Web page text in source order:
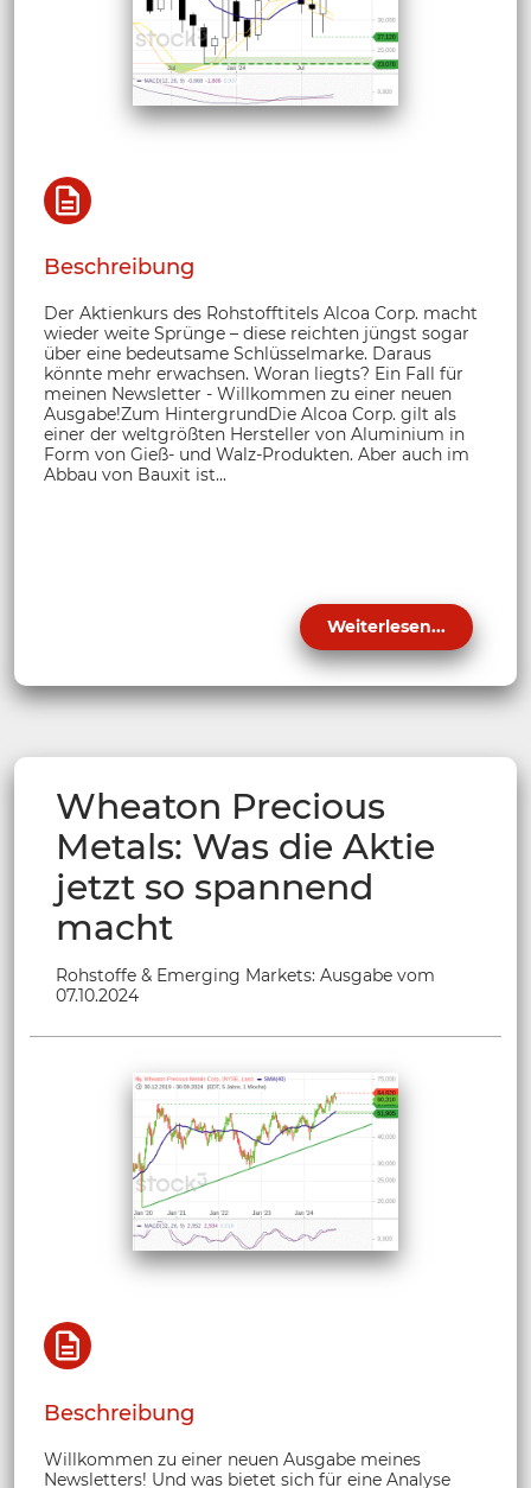
Beschreibung
Der Aktienkurs des Rohstofftitels Alcoa Corp. macht
wieder weite Sprünge – diese reichten jüngst sogar
über eine bedeutsame Schlüsselmarke. Daraus
könnte mehr erwachsen. Woran liegts? Ein Fall für
meinen Newsletter - Willkommen zu einer neuen
Ausgabe!Zum HintergrundDie Alcoa Corp. gilt als
einer der weltgrößten Hersteller von Aluminium in
Form von Gieß- und Walz-Produkten. Aber auch im
Abbau von Bauxit ist...
Weiterlesen...
Wheaton Precious
Metals: Was die Aktie
jetzt so spannend
macht
Rohstoffe & Emerging Markets: Ausgabe vom
07.10.2024
Beschreibung
Willkommen zu einer neuen Ausgabe meines
Newsletters! Und was bietet sich für eine Analyse